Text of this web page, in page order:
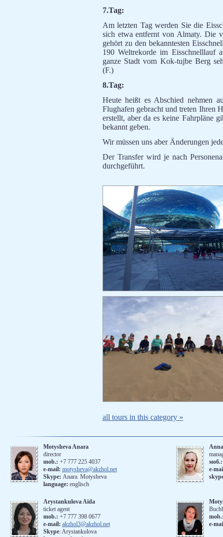
7.Tag:
Am letzten Tag werden Sie die
sich etwa entfernt von Almaty. Die
gehört zu den bekanntesten
190 Weltrekorde im Eisschnelllauf
ganze Stadt vom Kok-tujbe Berg
(F.)
8.Tag:
Heute heißt es Abschied nehmen
Flughafen gebracht und treten Ihren
erstellt, aber da es keine Fahrpläne
bekannt geben.
Wir müssen uns aber Änderungen
Der Transfer wird je nach
durchgeführt.
all tours in this category »
Motysheva Anara
director
mob.: +7 777 225 4037
e-mail: motysheva@akzhol.net
Skype: Anara. Motysheva
language: englisch
е-
Arystankulova Aida
ticket agent
mob.: +7 777 398 0677
e-mail: akzhol3@akzhol.net
Skype: Arystankulova
e-